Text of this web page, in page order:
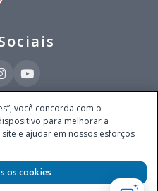
(CNPJ 52.868.380/0001-84), com
nº 4.055, 3º andar, Itaim Bibi, no
CEP 04538-133, Brasil - empresa
fixa em todo território nacional pela
da Fazenda, conforme Portaria nº
no DOU em 11.2.2025.
você concorda com o
para melhorar a
e ajudar em nossos esforços
os cookies